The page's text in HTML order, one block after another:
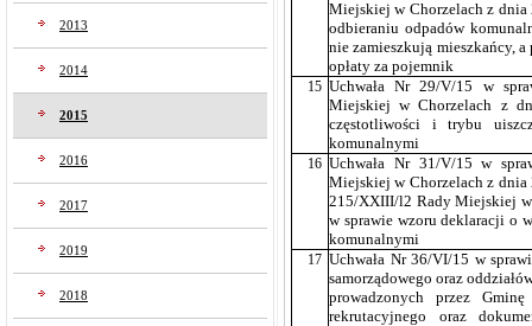
2013
2014
2015
2016
2017
2019
2018
Miejskiej w Chorzelach z dnia
odbieraniu odpadów
nie zamieszkują mieszkańcy,
opłaty za pojemnik
15 Uchwała Nr 29/V/15 w
Miejskiej w Chorzelach z
częstotliwości i trybu
komunalnymi
16 Uchwała Nr 31/V/15 w
Miejskiej w Chorzelach z dnia
215/XXIII/l2 Rady Miejskiej
w sprawie wzoru deklaracji o
komunalnymi
17 Uchwała Nr 36/VI/15 w
samorządowego oraz
prowadzonych przez
rekrutacyjnego oraz